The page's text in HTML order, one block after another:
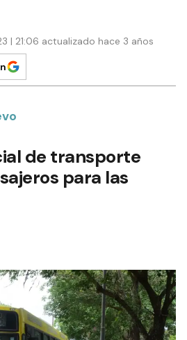
| 21:06 actualizado hace 3 años
de transporte
para las